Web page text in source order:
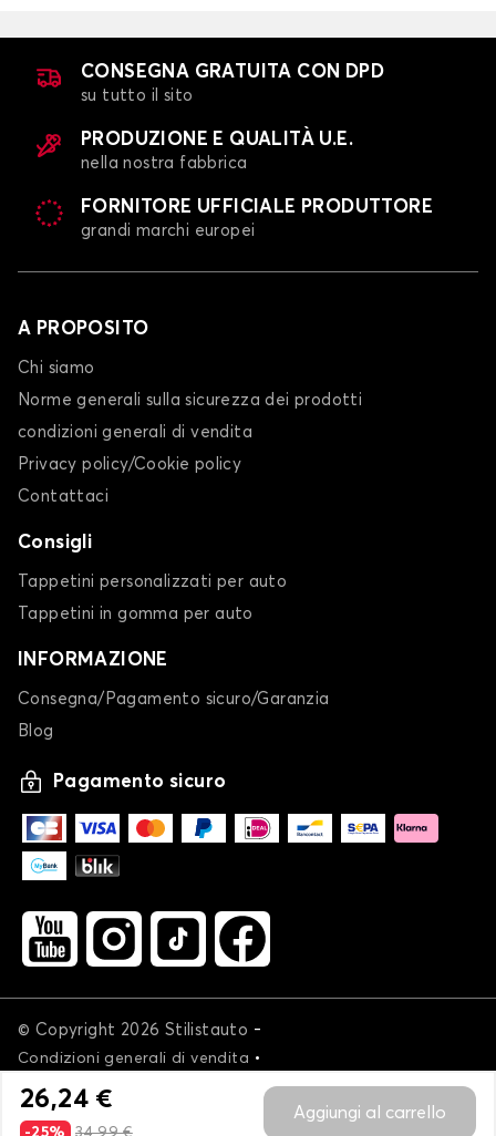
26,24 €
-25% 34,99 €
Aggiungi al carrello
CONSEGNA GRATUITA CON DPD
su tutto il sito
PRODUZIONE E QUALITÀ U.E.
nella nostra fabbrica
FORNITORE UFFICIALE PRODUTTORE
grandi marchi europei
A PROPOSITO
Chi siamo
Norme generali sulla sicurezza dei prodotti
condizioni generali di vendita
Privacy policy/Cookie policy
Contattaci
Consigli
Tappetini personalizzati per auto
Tappetini in gomma per auto
INFORMAZIONE
Consegna/Pagamento sicuro/Garanzia
Blog
Pagamento sicuro
© Copyright 2026 Stilistauto -
Condizioni generali di vendita •
Politica sulla privacy e sui cookie•Livraison